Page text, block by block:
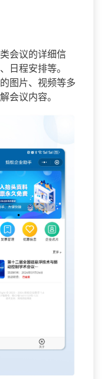
会议的详细信
日程安排等。
图片、视频等多
会议内容。